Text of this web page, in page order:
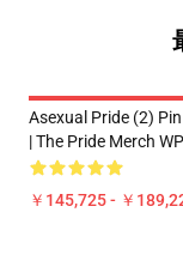
Asexual Pride (2)
| The Pride Merch
￥145,725 - ￥